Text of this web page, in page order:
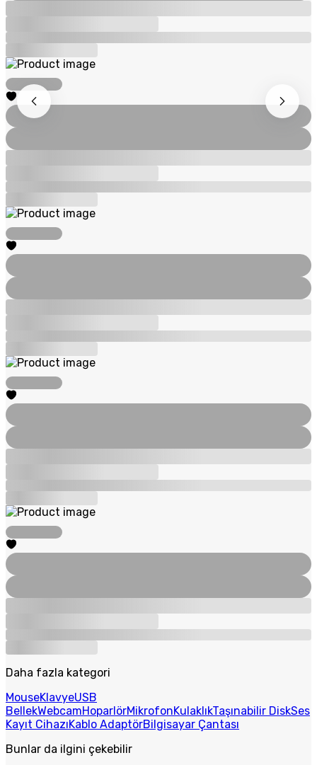
Daha fazla kategori
MouseKlavyeUSB
BellekWebcamHoparlörMikrofonKulaklıkTaşınabilir DiskSes
Kayıt CihazıKablo AdaptörBilgisayar Çantası
Bunlar da ilgini çekebilir